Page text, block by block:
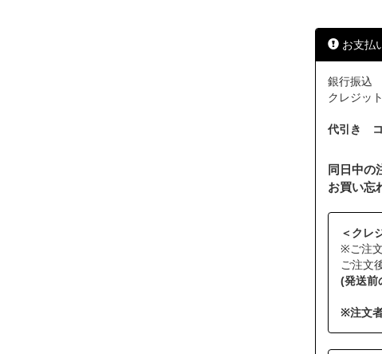
お支払
銀行振込
クレジッ
代引き コ
同日中の
お買い忘
＜クレ
※ご注
ご注文
(発送前
※注文